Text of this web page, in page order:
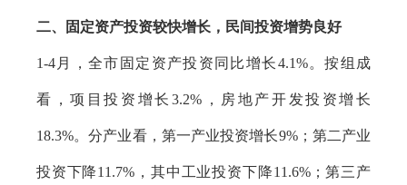
二、固定资产投资较快增长，民间投资增势良好
1-4月，全市固定资产投资同比增长4.1%。按组成
看，项目投资增长3.2%，房地产开发投资增长
18.3%。分产业看，第一产业投资增长9%；第二产业
投资下降11.7%，其中工业投资下降11.6%；第三产